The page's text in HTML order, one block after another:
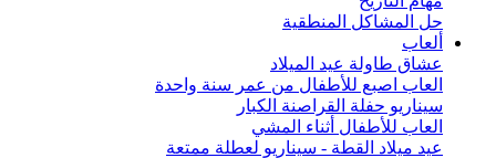
حل المشاكل المنطقية
ألعاب
عشاق طاولة عيد الميلاد
العاب اصبع للأطفال من عمر سنة واحدة
سيناريو حفلة القراصنة الكبار
العاب للأطفال أثناء المشي
عيد ميلاد القطة - سيناريو لعطلة ممتعة